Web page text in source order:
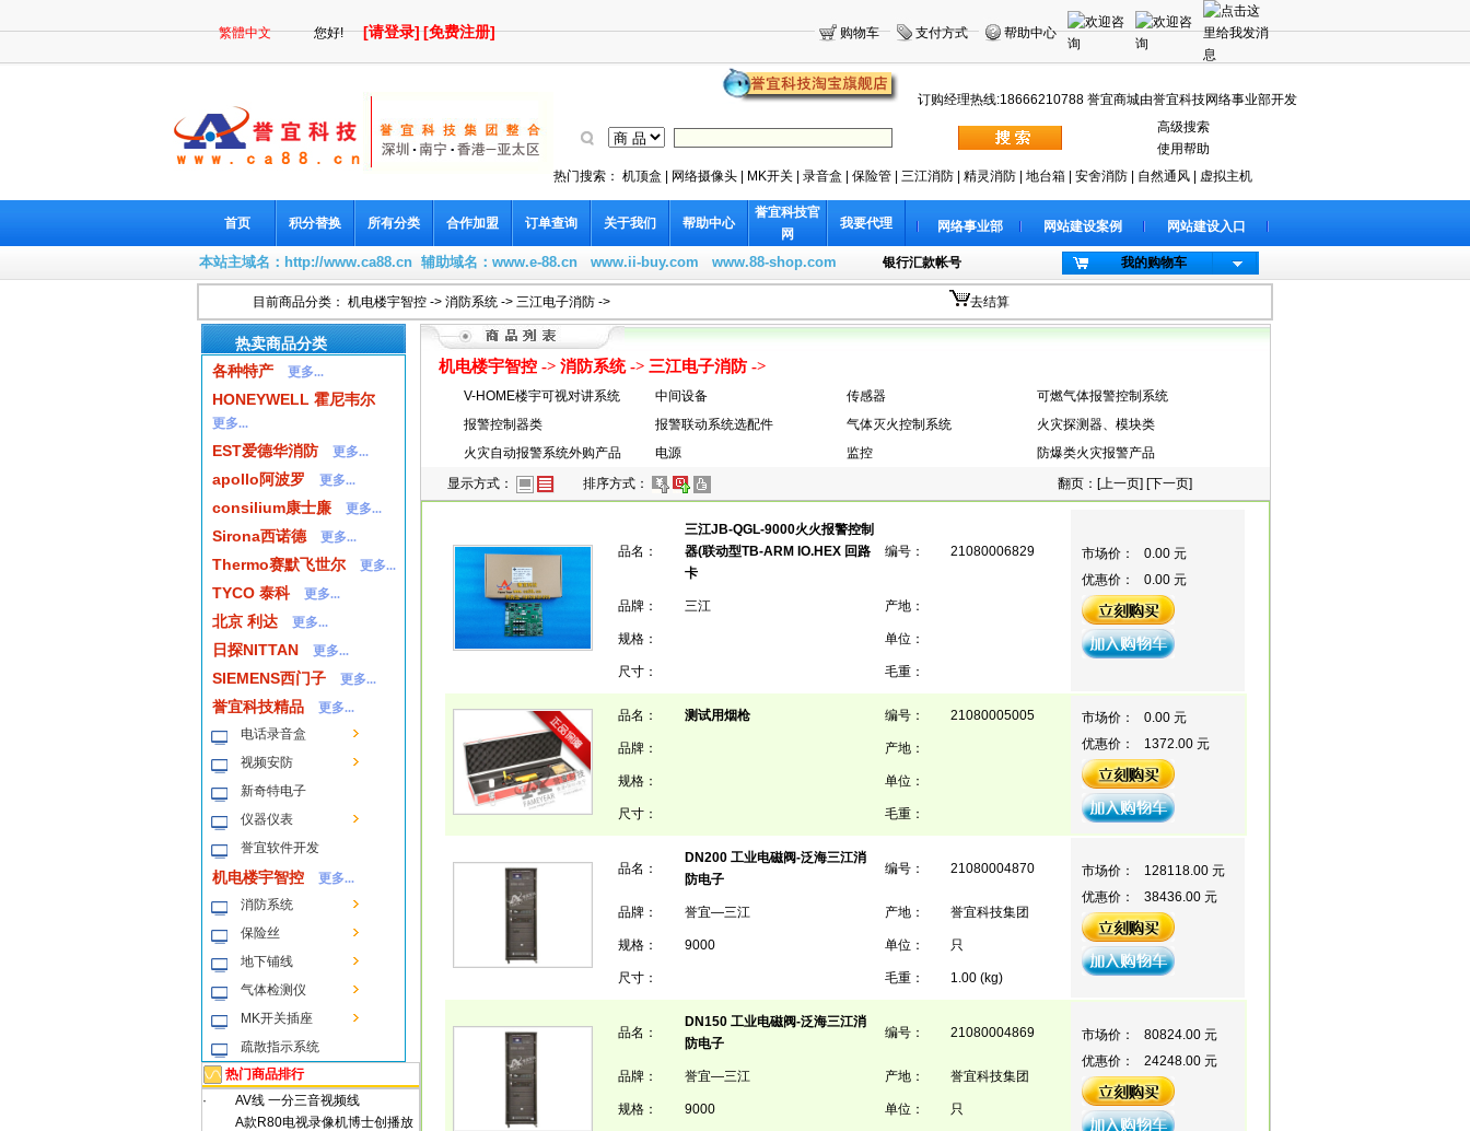
繁體中文 您好![请登录][免费注册] 购物车 支付方式 帮助中心
订购经理热线:18666210788 誉宜商城由誉宜科技网络事业部开发
高级搜索
使用帮助
热门搜索： 机顶盒 网络摄像头 MK开关 录音盒 保险管 三江消防 精灵消防 地台箱 安舍消防 自然通风 虚拟主机
首页 积分替换 所有分类 合作加盟 订单查询 关于我们 帮助中心
誉宜科技官
网
我要代理 网络事业部 网站建设案例 网站建设入口
本站主域名： http://www.ca88.cn 辅助域名： www.e-88.cn www.ii-buy.com www.88-shop.com 银行汇款帐号 我的购物车
目前商品分类： 机电楼宇智控 -> 消防系统 -> 三江电子消防 -> 去结算
热卖商品分类
各种特产
更多...
HONEYWELL 霍尼韦尔
更多...
EST爱德华消防 更多...
apollo阿波罗 更多...
consilium康士廉 更多...
Sirona西诺德 更多...
Thermo赛默飞世尔 更多...
TYCO 泰科 更多...
北京 利达 更多...
日探NITTAN 更多...
SIEMENS西门子 更多...
誉宜科技精品
更多...
电话录音盒
视频安防
新奇特电子
仪器仪表
誉宜软件开发
机电楼宇智控
更多...
消防系统
保险丝
地下铺线
气体检测仪
MK开关插座
疏散指示系统
热门商品排行
·
AV线 一分三音视频线
A款R80电视录像机博士创播放
机电楼宇智控 -> 消防系统-> 三江电子消防 ->
V-HOME楼宇可视对讲系统 中间设备 传感器
可燃气体报警控制系统
报警控制器类
报警联动系统选配件 气体灭火控制系统
火灾探测器、模块类
火灾自动报警系统外购产品
电源 监控
防爆类火灾报警产品
显示方式：
排序方式： 翻页：[上一页] [下一页]
品名：
三江JB-QGL-9000火火报警控制
器(联动型TB-ARM IO.HEX 回路
卡
编号： 21080006829
品牌： 三江 产地：
规格： 单位：
尺寸： 毛重：
市场价：
0.00 元
优惠价：
0.00 元
品名： 测试用烟枪 编号： 21080005005
品牌： 产地：
规格： 单位：
尺寸： 毛重：
市场价：
0.00 元
优惠价：
1372.00 元
品名：
DN200 工业电磁阀-泛海三江消
防电子
编号： 21080004870
品牌： 誉宜—三江 产地： 誉宜科技集团
规格： 9000 单位： 只
尺寸： 毛重： 1.00 (kg)
市场价：
128118.00 元
优惠价：
38436.00 元
品名：
DN150 工业电磁阀-泛海三江消
防电子
编号： 21080004869
品牌： 誉宜—三江 产地： 誉宜科技集团
规格： 9000 单位： 只
市场价：
80824.00 元
优惠价：
24248.00 元